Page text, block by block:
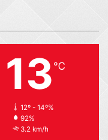
13 ℃
12º - 14º%
92%
3.2 km/h